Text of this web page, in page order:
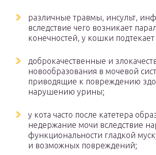
различные травмы, инсульт,
вследствие чего возникает
конечностей, у кошки подтекает
доброкачественные и
новообразования в мочевой
приводящие к повреждению
нарушению урины;
у кота часто после катетера
недержание мочи вследствие
функциональности гладкой
и возможных повреждений;